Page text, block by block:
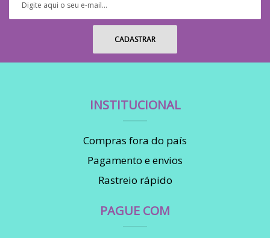
INSTITUCIONAL
Compras fora do país
Pagamento e envios
Rastreio rápido
PAGUE COM